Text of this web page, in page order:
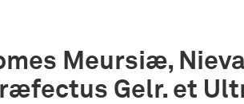
Meursiæ,
Gelr. et